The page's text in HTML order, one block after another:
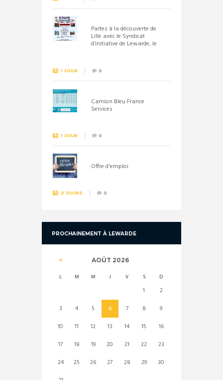
Partez à la découverte de
Lille avec le Syndicat
d’initiative de Lewarde, le
1 JOUR 0
Camion Bleu France
Services
1 JOUR 0
Offre d'emploi
2 JOURS 0
PROCHAINEMENT À LEWARDE
AOÛT 2026
L M M J V S D
1
2
3
4 5 6 7 8
9
10
11 12 13 14 15
16
17
18 19 20 21 22
23
24
25 26 27 28 29
30